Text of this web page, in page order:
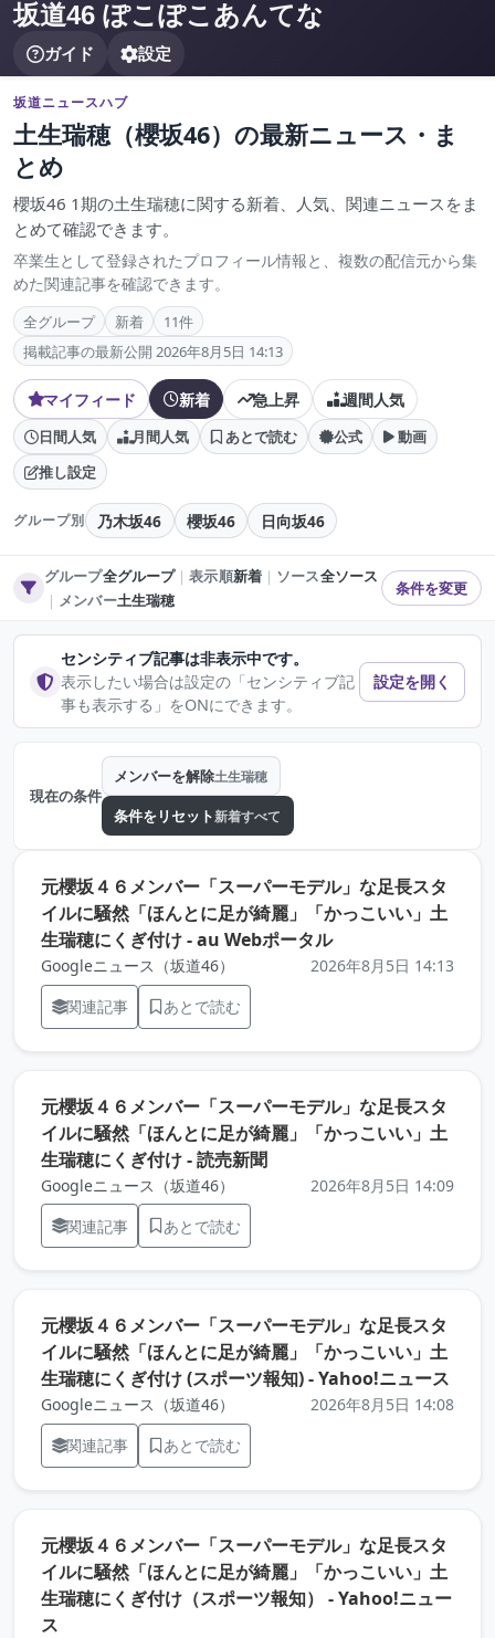
坂道46 ぽこぽこあんてな
ガイド 設定
坂道ニュースハブ
土生瑞穂（櫻坂46）の最新ニュース・ま
とめ
櫻坂46 1期の土生瑞穂に関する新着、人気、関連ニュースをま
とめて確認できます。
卒業生として登録されたプロフィール情報と、複数の配信元から集
めた関連記事を確認できます。
全グループ 新着
11件
掲載記事の最新公開 2026年8月5日 14:13
マイフィード 新着 急上昇 週間人気
日間人気 月間人気 あとで読む 公式
動画
推し設定
グループ別 乃木坂46 櫻坂46 日向坂46
グループ全グループ｜表示順新着｜ ソース全ソース
｜ メンバー土生瑞穂
条件を変更
センシティブ記事は非表示中です。
表示したい場合は設定の「センシティブ記
事も表示する」をONにできます。
設定を開く
現在の条件
メンバーを解除土生瑞穂
条件をリセット新着すべて
元櫻坂４６メンバー「スーパーモデル」な足長スタ
イルに騒然「ほんとに足が綺麗」「かっこいい」土
生瑞穂にくぎ付け - au Webポータル（元記事を新しい
Googleニュース（坂道46）
2026年8月5日 14:13
関連記事
あとで読む
元櫻坂４６メンバー「スーパーモデル」な足長スタ
イルに騒然「ほんとに足が綺麗」「かっこいい」土
生瑞穂にくぎ付け - 読売新聞（元記事を新しいタブで開
Googleニュース（坂道46）
2026年8月5日 14:09
関連記事
あとで読む
元櫻坂４６メンバー「スーパーモデル」な足長スタ
イルに騒然「ほんとに足が綺麗」「かっこいい」土
生瑞穂にくぎ付け (スポーツ報知) - Yahoo!ニュース
Googleニュース（坂道46）
2026年8月5日 14:08
関連記事
あとで読む
元櫻坂４６メンバー「スーパーモデル」な足長スタ
イルに騒然「ほんとに足が綺麗」「かっこいい」土
生瑞穂にくぎ付け（スポーツ報知） - Yahoo!ニュー
ス